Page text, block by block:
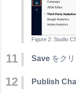
Studio
Save をク
Publish